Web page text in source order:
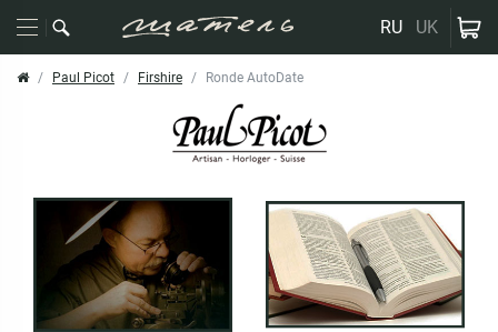
RU UK
Paul Picot Firshire Ronde AutoDate